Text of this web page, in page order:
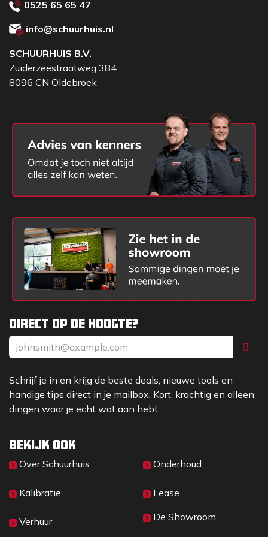
Direct op de hoogte?
Schrijf je in en krijg de beste deals, nieuwe tools en
handige tips direct in je mailbox. Kort, krachtig en alleen
dingen waar je echt wat aan hebt.
Bekijk ook
Over Sc​huurhuis
Kalibratie
Verhuur
Onderhoud
Lease
De Showroom
0525 65 65 47
info@schuurhuis.nl
SCHUURHUIS B.V.
Zuiderzeestraatweg 384
8096 CN Oldebroek